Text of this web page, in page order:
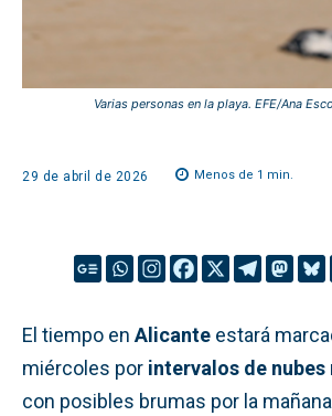
Varias personas en la playa. EFE/Ana
29 de abril de 2026 Menos de 1 min.
El tiempo en Alicante estará
miércoles por intervalos de
con posibles brumas por la